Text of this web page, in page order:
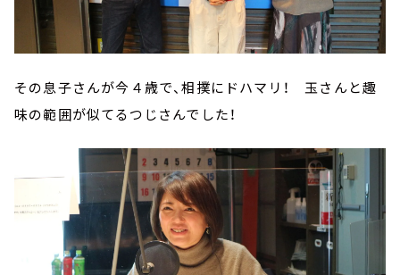
その息子さんが今４歳で、相撲にドハマリ！ 玉さんと趣
味の範囲が似てるつじさんでした！